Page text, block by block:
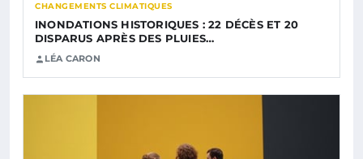
CHANGEMENTS CLIMATIQUES
INONDATIONS HISTORIQUES : 22 DÉCÈS ET 20
DISPARUS APRÈS DES PLUIES…
LÉA CARON